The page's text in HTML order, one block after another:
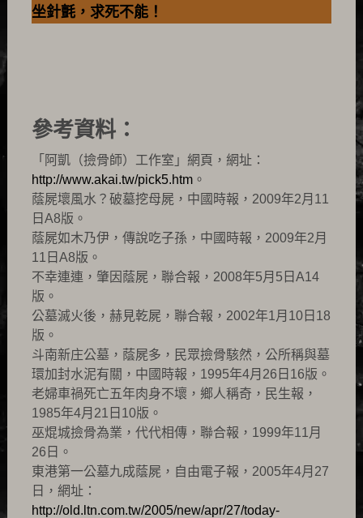
坐針氈，求死不能！
參考資料：
「阿凱（撿骨師）工作室」網頁，網址：
http://www.akai.tw/pick5.htm。
蔭屍壞風水？破墓挖母屍，中國時報，2009年2月11
日A8版。
蔭屍如木乃伊，傳說吃子孫，中國時報，2009年2月
11日A8版。
不幸連連，肇因蔭屍，聯合報，2008年5月5日A14
版。
公墓滅火後，赫見乾屍，聯合報，2002年1月10日18
版。
斗南新庄公墓，蔭屍多，民眾撿骨駭然，公所稱與墓
環加封水泥有關，中國時報，1995年4月26日16版。
老婦車禍死亡五年肉身不壞，鄉人稱奇，民生報，
1985年4月21日10版。
巫焜城撿骨為業，代代相傳，聯合報，1999年11月
26日。
東港第一公墓九成蔭屍，自由電子報，2005年4月27
日，網址：
http://old.ltn.com.tw/2005/new/apr/27/today-